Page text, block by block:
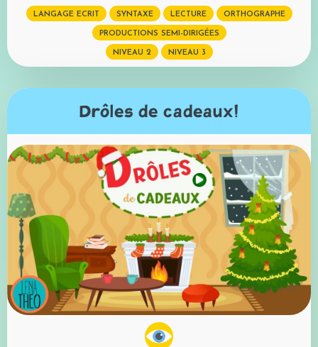
LANGAGE ECRIT SYNTAXE LECTURE ORTHOGRAPHE
PRODUCTIONS SEMI-DIRIGÉES
NIVEAU 2 NIVEAU 3
Drôles de cadeaux!